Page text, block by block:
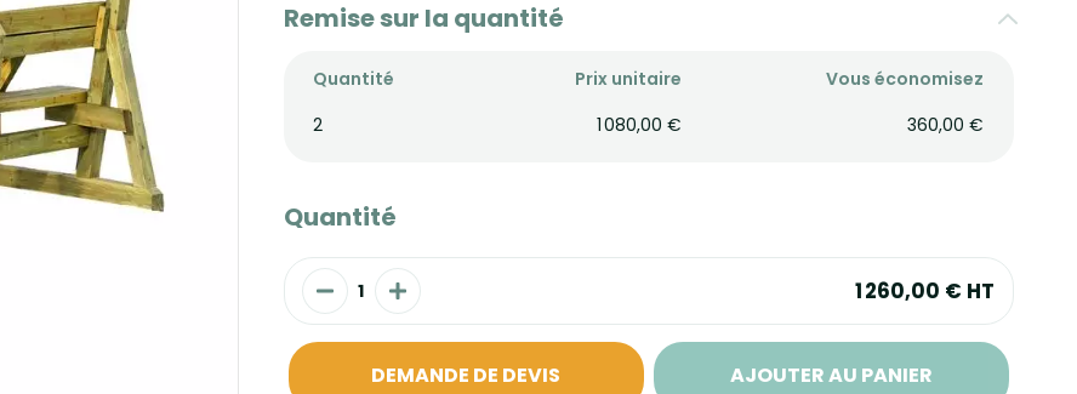
Remise sur la quantité
Quantité Prix unitaire
Vous économisez
2
1 080,00 € 360,00 €
Quantité
1 260,00 € HT
DEMANDE DE DEVIS AJOUTER AU PANIER